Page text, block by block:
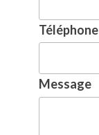
Téléphone
Message